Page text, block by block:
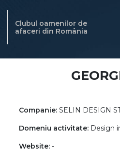
Clubul oamenilor de
afaceri din România
Companie: SELIN DESIGN
Domeniu activitate: Design
Website: -